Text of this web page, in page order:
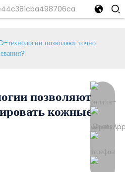
технологии позволяют точно
позволяют
кожные